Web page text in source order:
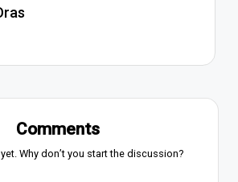
Comments
Why don’t you start the discussion?